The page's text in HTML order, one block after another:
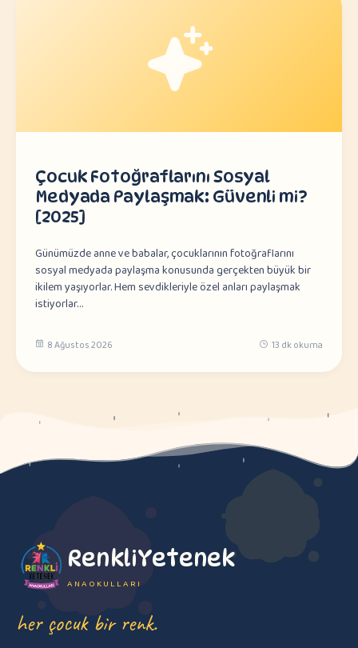
Çocuk Fotoğraflarını Sosyal
Medyada Paylaşmak: Güvenli mi?
[2025]
Günümüzde anne ve babalar, çocuklarının fotoğraflarını
sosyal medyada paylaşma konusunda gerçekten büyük bir
ikilem yaşıyorlar. Hem sevdikleriyle özel anları paylaşmak
istiyorlar…
8 Ağustos 2026 13 dk okuma
RenkliYetenek
ANAOKULLARI
her çocuk bir renk.